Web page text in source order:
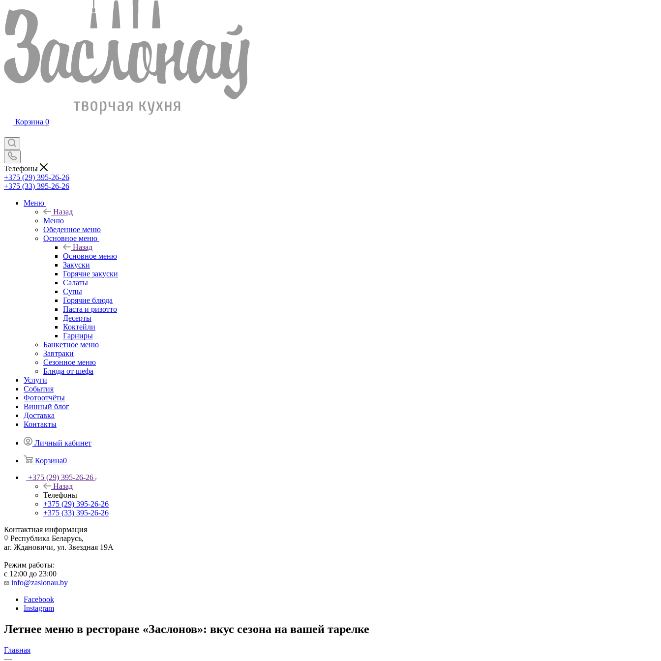
Корзина 0
Телефоны
+375 (29) 395-26-26
+375 (33) 395-26-26
Меню
Назад
Меню
Обеденное меню
Основное меню
Назад
Основное меню
Закуски
Горячие закуски
Салаты
Супы
Горячие блюда
Паста и ризотто
Десерты
Коктейли
Гарниры
Банкетное меню
Завтраки
Сезонное меню
Блюда от шефа
Услуги
События
Фотоотчёты
Винный блог
Доставка
Контакты
Личный кабинет
Корзина0
+375 (29) 395-26-26
Назад
Телефоны
+375 (29) 395-26-26
+375 (33) 395-26-26
Контактная информация
Республика Беларусь,
аг. Ждановичи, ул. Звездная 19А
Режим работы:
с 12:00 до 23:00
info@zaslonau.by
Facebook
Instagram
Летнее меню в ресторане «Заслонов»: вкус сезона на вашей тарелке
Главная
—